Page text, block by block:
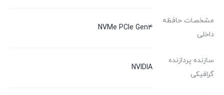
مشخصات حافظه
داخلی
NVMe PCIe Gen۴
سازنده پردازنده
گرافیکی
NVIDIA